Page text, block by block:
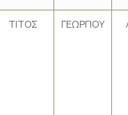
ΤΙΤΟΣ ΓΕΩΡΓΙΟΥ